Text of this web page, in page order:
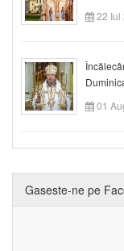
22 Iul
01
Gaseste-ne pe